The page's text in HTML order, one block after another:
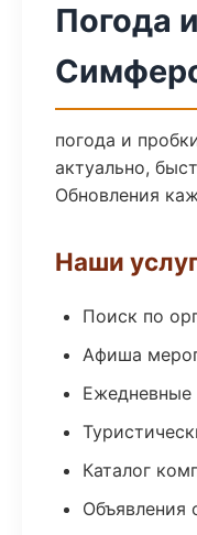
Погода
погода и
актуально,
Обновления
Наши
Поиск по
Афиша
Ежедневные
Каталог
Объявления